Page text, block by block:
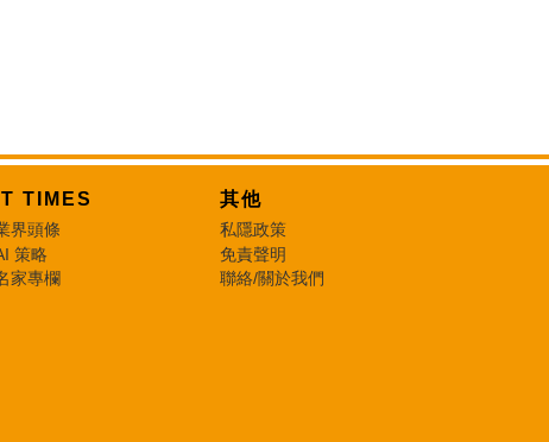
IT TIMES
界頭條
策略
家專欄
其他
私隱政策
免責聲明
聯絡/關於我們